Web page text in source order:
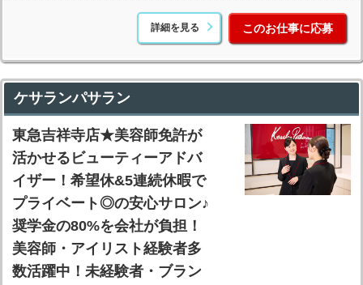
詳細を見る このお仕事に応募
ケサランパサラン
東急吉祥寺店★美容師免許が
活かせるビューティーアドバ
イザー！希望休&5連続休暇で
プライベート◎の安心サロン♪
奨学金の80%を会社が負担！
美容師・アイリスト経験者多
数活躍中！未経験者・ブラン